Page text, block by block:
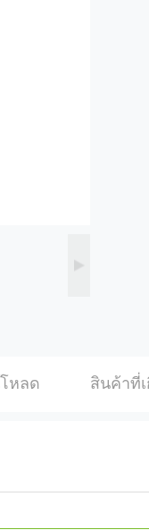
หลด สินค้าที่